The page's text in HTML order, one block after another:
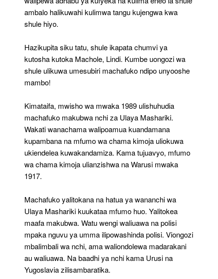
ambalo halikuwahi kulimwa tangu kujengwa kwa
shule hiyo.
Hazikupita siku tatu, shule ikapata chumvi ya
kutosha kutoka Machole, Lindi. Kumbe uongozi wa
shule ulikuwa umesubiri machafuko ndipo unyooshe
mambo!
Kimataifa, mwisho wa mwaka 1989 ulishuhudia
machafuko makubwa nchi za Ulaya Mashariki.
Wakati wanachama walipoamua kuandamana
kupambana na mfumo wa chama kimoja uliokuwa
ukiendelea kuwakandamiza. Kama tujuavyo, mfumo
wa chama kimoja ulianzishwa na Warusi mwaka
1917.
Machafuko yalitokana na hatua ya wananchi wa
Ulaya Mashariki kuukataa mfumo huo. Yalitokea
maafa makubwa. Watu wengi waliuawa na polisi
mpaka nguvu ya umma ilipowashinda polisi. Viongozi
mbalimbali wa nchi, ama waliondolewa madarakani
au waliuawa. Na baadhi ya nchi kama Urusi na
Yugoslavia zilisambaratika.